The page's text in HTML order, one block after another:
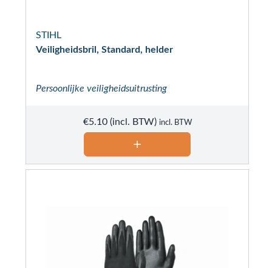
STIHL
Veiligheidsbril, Standard, helder
Persoonlijke veiligheidsuitrusting
€5.10 incl. BTW